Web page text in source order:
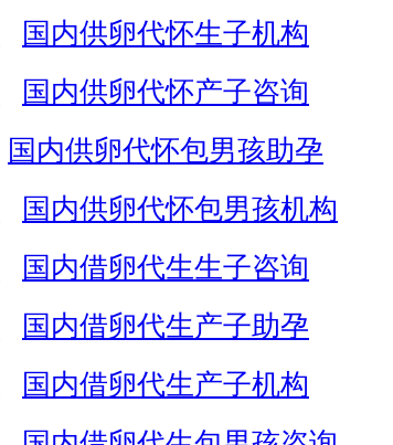
国内供卵代怀生子机构
国内供卵代怀产子咨询
国内供卵代怀包男孩助孕
国内供卵代怀包男孩机构
国内借卵代生生子咨询
国内借卵代生产子助孕
国内借卵代生产子机构